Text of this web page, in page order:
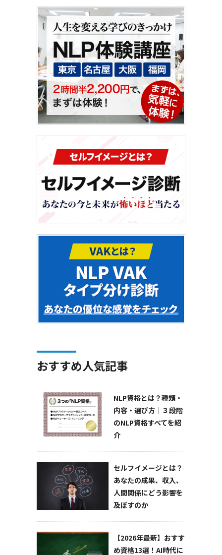
おすすめ人気記事
NLP資格とは？種類・
内容・選び方｜３段階
のNLP資格すべてを紹
介
セルフイメージとは？
あなたの成果、収入、
人間関係にどう影響を
及ぼすのか
【2026年最新】おすす
め資格13選！AI時代に